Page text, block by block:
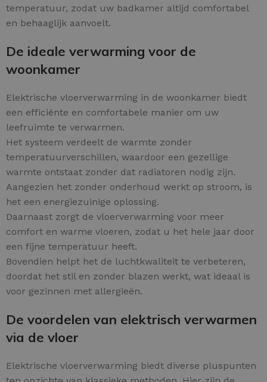
temperatuur, zodat uw badkamer altijd comfortabel
en behaaglijk aanvoelt.
De ideale verwarming voor de
woonkamer
Elektrische vloerverwarming in de woonkamer biedt
een efficiënte en comfortabele manier om uw
leefruimte te verwarmen.
Het systeem verdeelt de warmte zonder
temperatuurverschillen, waardoor een gezellige
warmte ontstaat zonder dat radiatoren nodig zijn.
Aangezien het zonder onderhoud werkt op stroom, is
het een energiezuinige oplossing.
Daarnaast zorgt de vloerverwarming voor meer
comfort en warme vloeren, zodat u het hele jaar door
een fijne temperatuur heeft.
Bovendien helpt het de luchtkwaliteit te verbeteren,
doordat het stil en zonder blazen werkt, wat ideaal is
voor gezinnen met allergieën.
De voordelen van elektrisch verwarmen
via de vloer
Elektrische vloerverwarming biedt diverse pluspunten